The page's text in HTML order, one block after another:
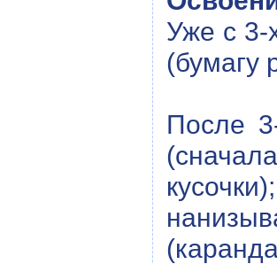
Уже с 3-
(бумагу
После